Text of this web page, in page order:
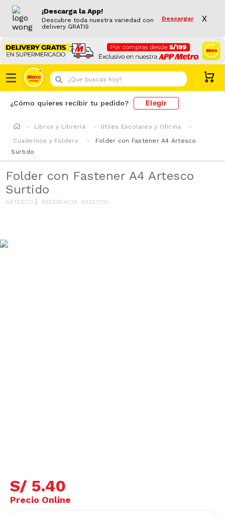
¡Descarga la App!
Descubre toda nuestra variedad con
delivery GRATIS
Descargar X
¿Que buscas hoy?
¿Cómo quieres recibir tu pedido? Elegir
Libros y Librería
Útiles Escolares y Oficina
Cuadernos y Folders
Folder con Fastener A4 Artesco
Surtido
Folder con Fastener A4 Artesco
Surtido
ARTESCO REFERENCIA:49327010
S/ 5.40